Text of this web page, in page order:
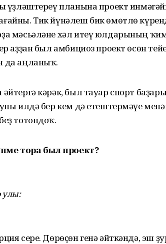
үҙләштереү планына проект
Тик йүнәлеш бик өмөтлө
мәсьәләне хәл итеү юлдарының
аҙҙан был амбициоз проект өсөн
да аңланыҡ.
кәрәк, был тауар спорт
илдә бер кем дә етештермәүе
тотондоҡ.
тора был проект?
улы:
сере. Дөрөҫөн генә әйткәндә, эш